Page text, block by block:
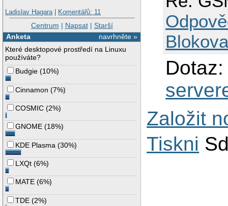
Ladislav Hagara| Komentářů: 11
Centrum | Napsat| Starší
navrhněte »
Anketa
Které desktopové prostředí na Linuxu
používáte?
Budgie (10%)
Cinnamon (7%)
COSMIC (2%)
GNOME (18%)
KDE Plasma (30%)
LXQt (6%)
MATE (6%)
TDE (2%)
Založit
Tiskni